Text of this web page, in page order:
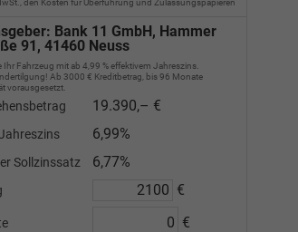
den Kosten für Überführung und Zulassungspapieren
Bank 11 GmbH, Hammer
91, 41460 Neuss
Ihr Fahrzeug mit ab 4,99 % effektivem Jahreszins.
Ab 3000 € Kreditbetrag, bis 96 Monate
vorausgesetzt.
19.390,– €
6,99%
Sollzinssatz 6,77%
€
€